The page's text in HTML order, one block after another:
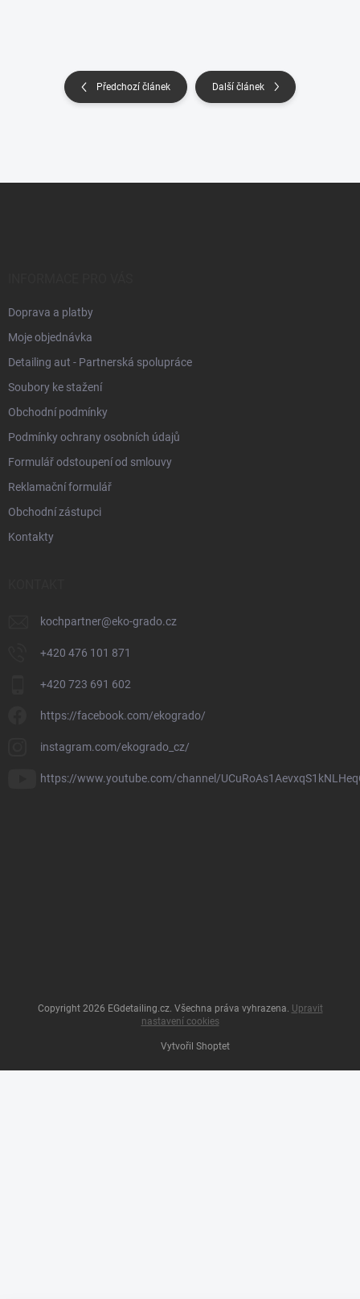
Předchozí článek Další článek
Doprava a platby
Moje objednávka
Detailing aut - Partnerská spolupráce
Soubory ke stažení
Obchodní podmínky
Podmínky ochrany osobních údajů
Formulář odstoupení od smlouvy
Reklamační formulář
Obchodní zástupci
Kontakty
kochpartner@eko-grado.cz
+420 476 101 871
+420 723 691 602
https://facebook.com/ekogrado/
instagram.com/ekogrado_cz/
https://www.youtube.com/channel/
Vytvořil Shoptet
Copyright 2026 EGdetailing.cz. Všechna práva vyhrazena. Upravit
nastavení cookies